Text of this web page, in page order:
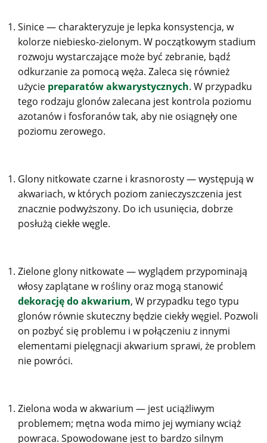
Sinice — charakteryzuje je lepka konsystencja, w
kolorze niebiesko-zielonym. W początkowym stadium
rozwoju wystarczające może być zebranie, bądź
odkurzanie za pomocą węża. Zaleca się również
użycie preparatów akwarystycznych. W przypadku
tego rodzaju glonów zalecana jest kontrola poziomu
azotanów i fosforanów tak, aby nie osiągnęły one
poziomu zerowego.
Glony nitkowate czarne i krasnorosty — występują w
akwariach, w których poziom zanieczyszczenia jest
znacznie podwyższony. Do ich usunięcia, dobrze
posłużą ciekłe węgle.
Zielone glony nitkowate — wyglądem przypominają
włosy zaplątane w rośliny oraz mogą stanowić
dekorację do akwarium, W przypadku tego typu
glonów równie skuteczny będzie ciekły węgiel. Pozwoli
on pozbyć się problemu i w połączeniu z innymi
elementami pielęgnacji akwarium sprawi, że problem
nie powróci.
Zielona woda w akwarium — jest uciążliwym
problemem; mętna woda mimo jej wymiany wciąż
powraca. Spowodowane jest to bardzo silnym